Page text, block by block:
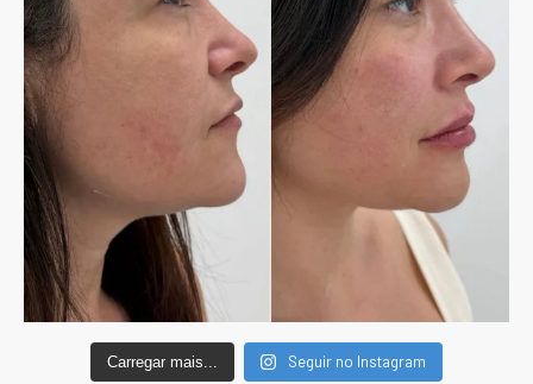
Carregar mais... Seguir no Instagram